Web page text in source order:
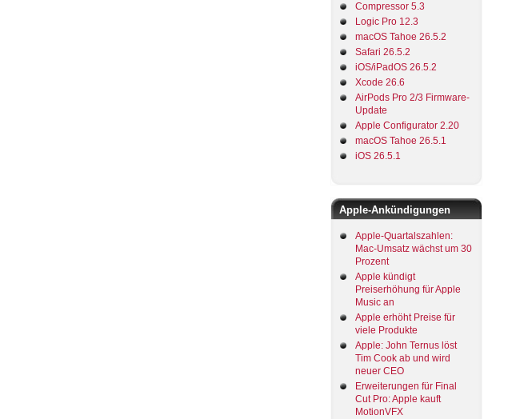
Compressor 5.3
Logic Pro 12.3
macOS Tahoe 26.5.2
Safari 26.5.2
iOS/iPadOS 26.5.2
Xcode 26.6
AirPods Pro 2/3 Firmware-
Update
Apple Configurator 2.20
macOS Tahoe 26.5.1
iOS 26.5.1
Apple-Ankündigungen
Apple-Quartalszahlen:
Mac-Umsatz wächst um 30
Prozent
Apple kündigt
Preiserhöhung für Apple
Music an
Apple erhöht Preise für
viele Produkte
Apple: John Ternus löst
Tim Cook ab und wird
neuer CEO
Erweiterungen für Final
Cut Pro: Apple kauft
MotionVFX